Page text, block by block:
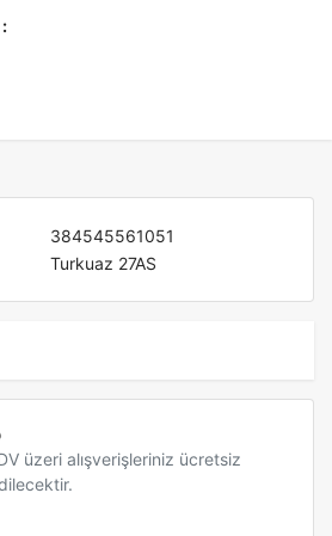
384545561051
Turkuaz 27AS
üzeri alışverişleriniz ücretsiz